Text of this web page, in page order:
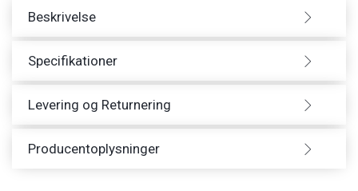
Beskrivelse
Specifikationer
Levering og Returnering
Producentoplysninger